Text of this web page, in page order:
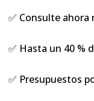
✅ Consulte
✅ Hasta un 40 %
✅ Presupuestos